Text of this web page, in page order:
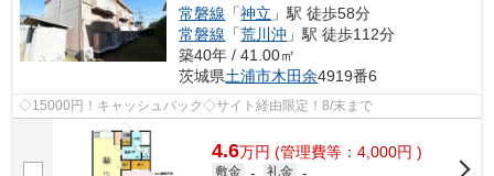
常磐線 「神立 」駅 徒歩58分
常磐線 「荒川沖 」駅 徒歩112分
築40年 / 41.00㎡
茨城県土浦市木田余4919番6
◇15000円！キャッシュバック◇サイト経由限定！8/末まで
4.6万円 (管理費等：4,000円 )
敷金 礼金